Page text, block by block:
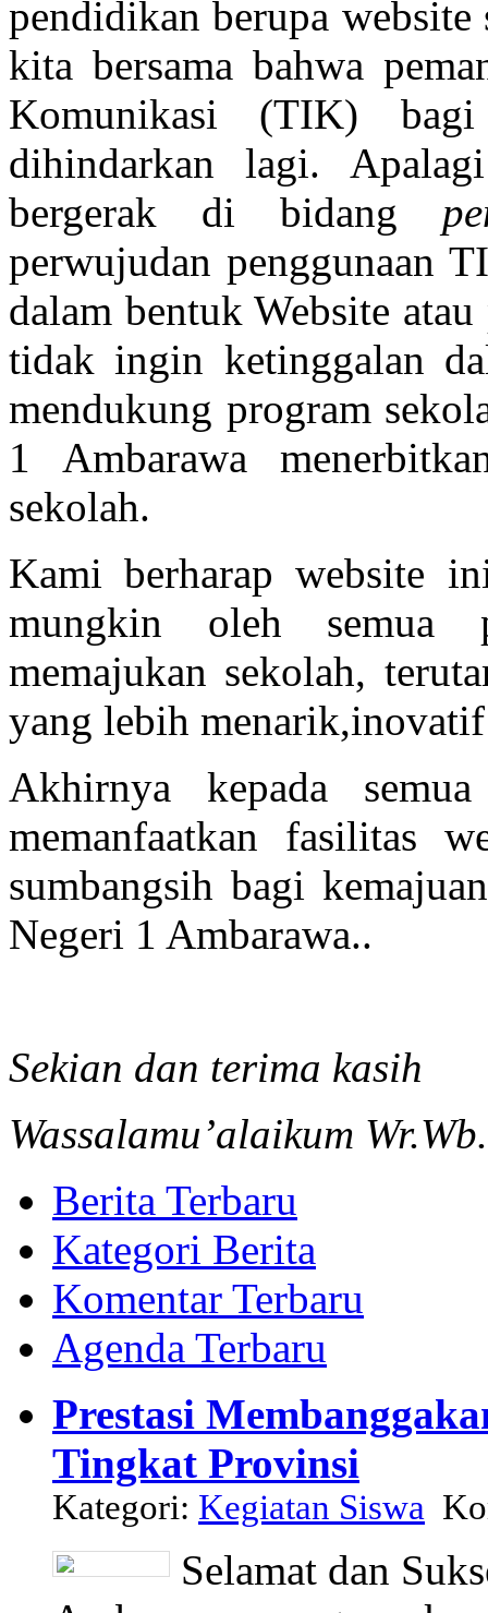
pendidikan berupa
kita bersama bahwa
Komunikasi (TIK)
dihindarkan lagi.
bergerak di bidang
perwujudan penggunaan
dalam bentuk Website
tidak ingin ketinggalan
mendukung program
1 Ambarawa
sekolah.
Kami berharap website
mungkin oleh semua
memajukan sekolah,
yang lebih
Akhirnya kepada
memanfaatkan fasilitas
sumbangsih bagi
Negeri 1 Ambarawa..
Sekian dan terima kasih
Wassalamu’alaikum Wr.Wb.
Berita Terbaru
Kategori Berita
Komentar Terbaru
Agenda Terbaru
Prestasi
Tingkat Provinsi
Kategori: Kegiatan Siswa
Selamat dan